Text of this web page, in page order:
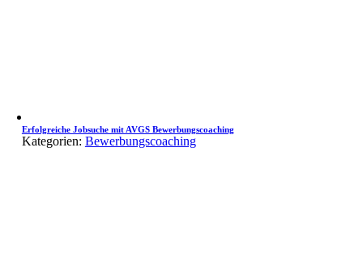
Erfolgreiche Jobsuche mit AVGS Bewerbungscoaching
Kategorien: Bewerbungscoaching